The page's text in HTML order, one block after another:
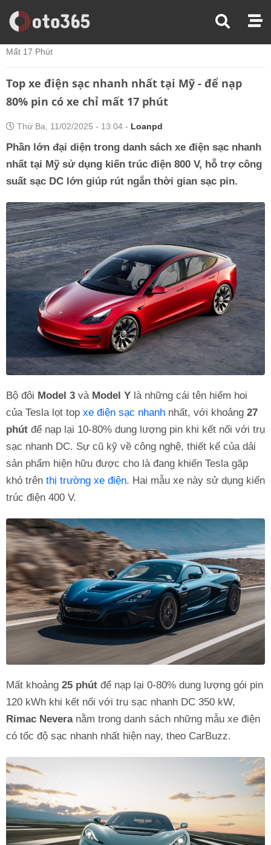
Trang Chủ
Tin Xe
Mất 17 Phút
Top xe điện sạc nhanh nhất tại Mỹ - để nạp
80% pin có xe chỉ mất 17 phút
Thứ Ba, 11/02/2025 - 13:04 - Loanpd
Phần lớn đại diện trong danh sách xe điện sạc nhanh
nhất tại Mỹ sử dụng kiến trúc điện 800 V, hỗ trợ công
suất sạc DC lớn giúp rút ngắn thời gian sạc pin.
Bộ đôi Model 3 và Model Y là những cái tên hiếm hoi
của Tesla lọt top xe điện sạc nhanh nhất, với khoảng 27
phút để nạp lại 10-80% dung lượng pin khi kết nối với trụ
sạc nhanh DC. Sự cũ kỹ về công nghệ, thiết kế của dải
sản phẩm hiện hữu được cho là đang khiến Tesla gặp
khó trên thị trường xe điện. Hai mẫu xe này sử dụng kiến
trúc điện 400 V.
Mất khoảng 25 phút để nạp lại 0-80% dung lượng gói pin
120 kWh khi kết nối với trụ sạc nhanh DC 350 kW,
Rimac Neveranằm trong danh sách những mẫu xe điện
có tốc độ sạc nhanh nhất hiện nay, theo CarBuzz.